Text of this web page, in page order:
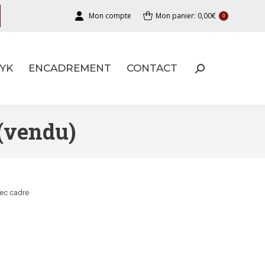
Mon compte Mon panier: 0,00€ 0
ENCADREMENT CONTACT
cadre